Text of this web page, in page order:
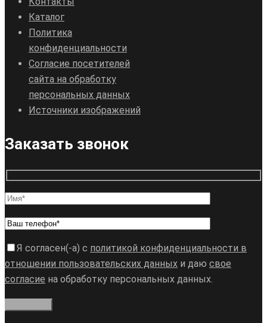
Каталог
Политика
конфиденциальности
Согласие посетителей
сайта на обработку
персональных данных
Источники изображений
Заказать звонок
Я согласен(-а) с политикой конфиденциальности в
отношении пользовательских данных и даю свое
согласие на обработку персональных данных.